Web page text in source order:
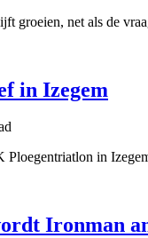
groeien, net als de
in Izegem
in
Ironman